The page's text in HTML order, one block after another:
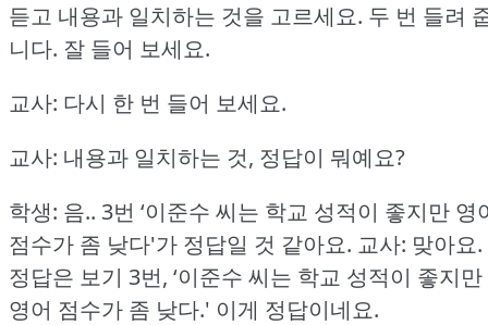
듣고 내용과 일치하는 것을 고르세요. 두 번 들려
니다. 잘 들어 보세요.
교사: 다시 한 번 들어 보세요.
교사: 내용과 일치하는 것, 정답이 뭐예요?
학생: 음.. 3번 ‘이준수 씨는 학교 성적이 좋지만 영
점수가 좀 낮다'가 정답일 것 같아요. 교사: 맞아요.
정답은 보기 3번, ‘이준수 씨는 학교 성적이 좋지만
영어 점수가 좀 낮다.' 이게 정답이네요.